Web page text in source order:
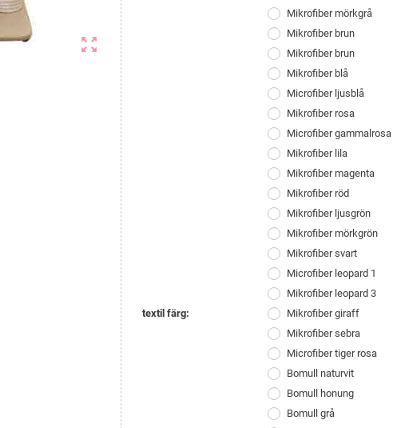
zoom_out_map
textil färg:
Mikrofiber mörkgrå
Mikrofiber brun
Mikrofiber brun
Mikrofiber blå
Microfiber ljusblå
Mikrofiber rosa
Microfiber gammalrosa
Mikrofiber lila
Mikrofiber magenta
Mikrofiber röd
Mikrofiber ljusgrön
Mikrofiber mörkgrön
Mikrofiber svart
Microfiber leopard 1
Mikrofiber leopard 3
Mikrofiber giraff
Mikrofiber sebra
Microfiber tiger rosa
Bomull naturvit
Bomull honung
Bomull grå